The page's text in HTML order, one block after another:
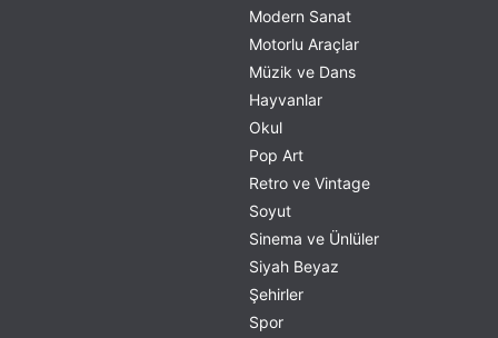
Modern Sanat
Motorlu Araçlar
Müzik ve Dans
Hayvanlar
Okul
Pop Art
Retro ve Vintage
Soyut
Sinema ve Ünlüler
Siyah Beyaz
Şehirler
Spor